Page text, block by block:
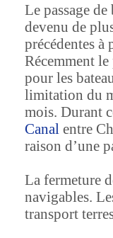
Le passage
devenu de
précédentes à
Récemment le
pour les
limitation du
mois. Durant
Canal entre
raison d’une
La fermeture
navigables.
transport